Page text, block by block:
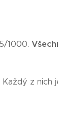
1000.
z nich